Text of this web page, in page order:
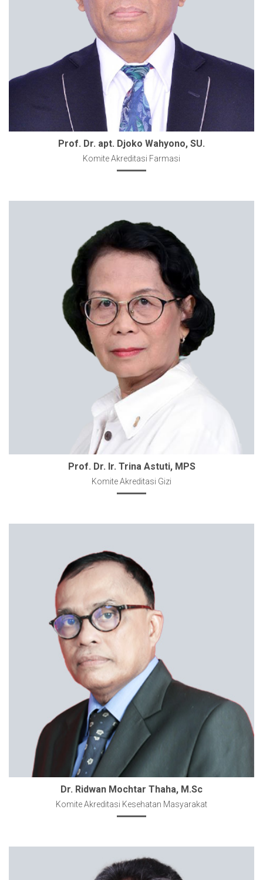
Prof. Dr. apt. Djoko Wahyono, SU.
Komite Akreditasi Farmasi
Prof. Dr. Ir. Trina Astuti, MPS
Komite Akreditasi Gizi
Dr. Ridwan Mochtar Thaha, M.Sc
Komite Akreditasi Kesehatan Masyarakat